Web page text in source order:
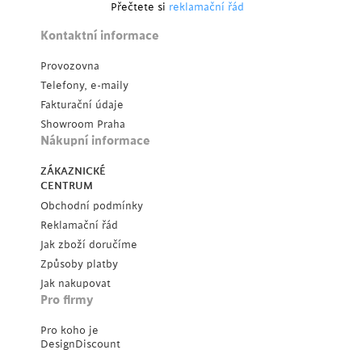
Přečtete si reklamační řád
Kontaktní informace
Provozovna
Telefony, e-maily
Fakturační údaje
Showroom Praha
Nákupní informace
ZÁKAZNICKÉ
CENTRUM
Obchodní podmínky
Reklamační řád
Jak zboží doručíme
Způsoby platby
Jak nakupovat
Pro firmy
Pro koho je
DesignDiscount